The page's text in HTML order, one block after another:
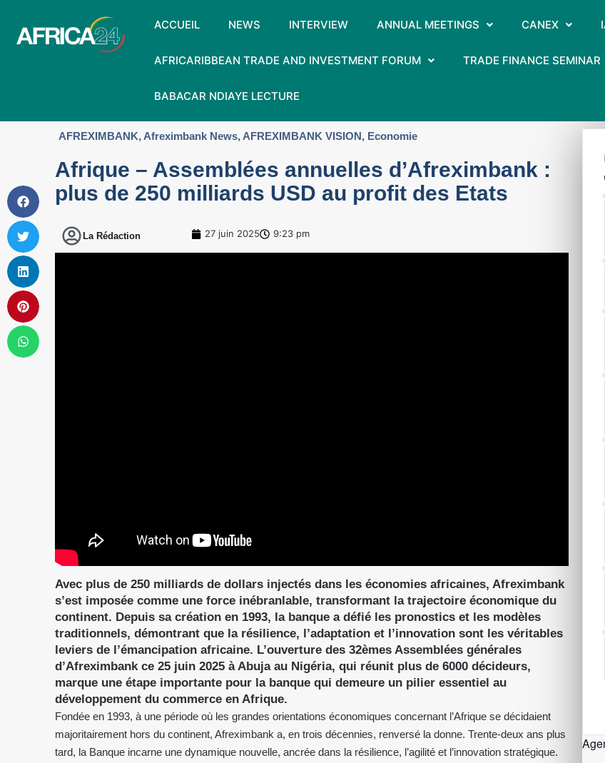
ACCUEIL NEWS INTERVIEW ANNUAL MEETINGS CANEX
AFRICARIBBEAN TRADE AND INVESTMENT FORUM TRADE FINANCE SEMINAR
BABACAR NDIAYE LECTURE
AFREXIMBANK, Afreximbank News, AFREXIMBANK VISION, Economie
Afrique – Assemblées annuelles d’Afreximbank :
plus de 250 milliards USD au profit des Etats
La Rédaction 27 juin 2025 9:23 pm
Avec plus de 250 milliards de dollars injectés dans les économies africaines, Afreximbank
s’est imposée comme une force inébranlable, transformant la trajectoire économique du
continent. Depuis sa création en 1993, la banque a défié les pronostics et les modèles
traditionnels, démontrant que la résilience, l’adaptation et l’innovation sont les véritables
leviers de l’émancipation africaine. L’ouverture des 32èmes Assemblées générales
d’Afreximbank ce 25 juin 2025 à Abuja au Nigéria, qui réunit plus de 6000 décideurs,
marque une étape importante pour la banque qui demeure un pilier essentiel au
développement du commerce en Afrique.
Fondée en 1993, à une période où les grandes orientations économiques concernant l’Afrique se décidaient
majoritairement hors du continent, Afreximbank a, en trois décennies, renversé la donne. Trente-deux ans plus
tard, la Banque incarne une dynamique nouvelle, ancrée dans la résilience, l’agilité et l’innovation stratégique.